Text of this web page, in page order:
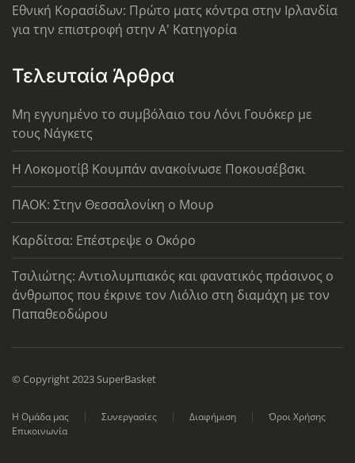
Εθνική Κορασίδων: Πρώτο ματς κόντρα στην Ιρλανδία
για την επιστροφή στην Α' Κατηγορία
Τελευταία Άρθρα
Μη εγγυημένο το συμβόλαιο του Λόνι Γουόκερ με
τους Νάγκετς
Η Λοκομοτίβ Κουμπάν ανακοίνωσε Ποκουσέβσκι
ΠΑΟΚ: Στην Θεσσαλονίκη ο Μουρ
Καρδίτσα: Επέστρεψε ο Οκόρο
Τσιλιώτης: Αντιολυμπιακός και φανατικός πράσινος ο
άνθρωπος που έκρινε τον Λιόλιο στη διαμάχη με τον
Παπαθεοδώρου
© Copyright 2023 SuperBasket
Η Ομάδα μας Συνεργασίες Διαφήμιση
Όροι Χρήσης
Επικοινωνία